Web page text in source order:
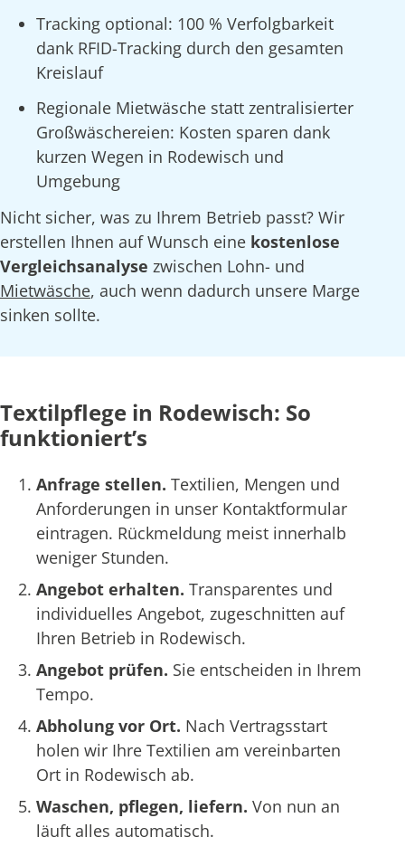
Tracking optional: 100 % Verfolgbarkeit
dank RFID-Tracking durch den gesamten
Kreislauf
Regionale Mietwäsche statt zentralisierter
Großwäschereien: Kosten sparen dank
kurzen Wegen in Rodewisch und
Umgebung
Nicht sicher, was zu Ihrem Betrieb passt? Wir
erstellen Ihnen auf Wunsch eine kostenlose
Vergleichsanalyse zwischen Lohn- und
Mietwäsche, auch wenn dadurch unsere Marge
sinken sollte.
Textilpflege in Rodewisch: So
funktioniert’s
Anfrage stellen. Textilien, Mengen und
Anforderungen in unser Kontaktformular
eintragen. Rückmeldung meist innerhalb
weniger Stunden.
Angebot erhalten. Transparentes und
individuelles Angebot, zugeschnitten auf
Ihren Betrieb in Rodewisch.
Angebot prüfen. Sie entscheiden in Ihrem
Tempo.
Abholung vor Ort. Nach Vertragsstart
holen wir Ihre Textilien am vereinbarten
Ort in Rodewisch ab.
Waschen, pflegen, liefern. Von nun an
läuft alles automatisch.